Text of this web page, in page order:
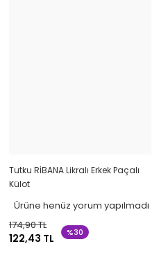
Tutku RİBANA Likralı Erkek Paçalı
Külot
Ürüne henüz yorum yapılmadı
174,90 TL
122,43 TL %30